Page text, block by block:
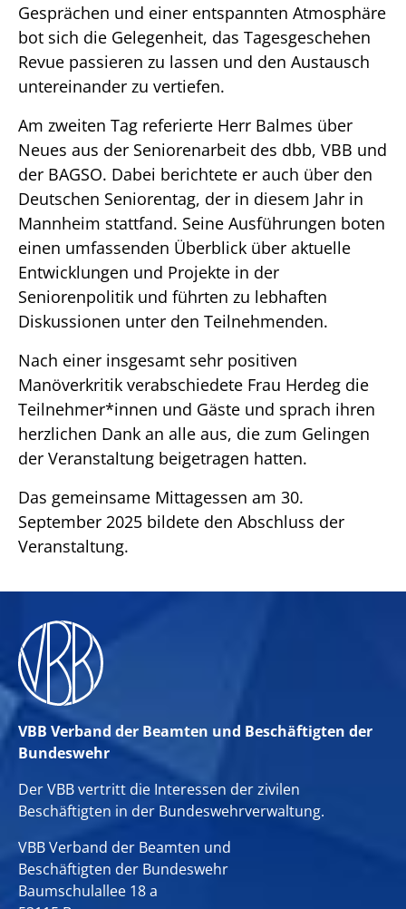
Gesprächen und einer entspannten Atmosphäre
bot sich die Gelegenheit, das Tagesgeschehen
Revue passieren zu lassen und den Austausch
untereinander zu vertiefen.
Am zweiten Tag referierte Herr Balmes über
Neues aus der Seniorenarbeit des dbb, VBB und
der BAGSO. Dabei berichtete er auch über den
Deutschen Seniorentag, der in diesem Jahr in
Mannheim stattfand. Seine Ausführungen boten
einen umfassenden Überblick über aktuelle
Entwicklungen und Projekte in der
Seniorenpolitik und führten zu lebhaften
Diskussionen unter den Teilnehmenden.
Nach einer insgesamt sehr positiven
Manöverkritik verabschiedete Frau Herdeg die
Teilnehmer*innen und Gäste und sprach ihren
herzlichen Dank an alle aus, die zum Gelingen
der Veranstaltung beigetragen hatten.
Das gemeinsame Mittagessen am 30.
September 2025 bildete den Abschluss der
Veranstaltung.
VBB Verband der Beamten und Beschäftigten der
Bundeswehr
Der VBB vertritt die Interessen der zivilen
Beschäftigten in der Bundeswehrverwaltung.
VBB Verband der Beamten und
Beschäftigten der Bundeswehr
Baumschulallee 18 a